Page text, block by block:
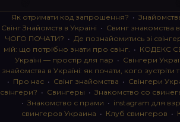
Як отримати код запрошення? •
Свінг Знайомств в Україні • Свинг знакомства
ЧОГО ПОЧАТИ? • Де познайомитись зі
мій: що потрібно знати про свінг. • КОДЕКС
Україні — простір для пар • Свінгери
знайомства в Україні: як почати, кого
• Про нас • Свінг знайомства • Свінгери
свінгери? • Свингеры • Знакомство со
• Знакомство с прами • instagram для
свингеров Украина • Клуб свингеров •